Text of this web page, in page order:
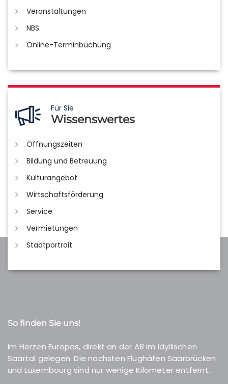
Veranstaltungen
NBS
Online-Terminbuchung
Für Sie
Wissenswertes
Öffnungszeiten
Bildung und Betreuung
Kulturangebot
Wirtschaftsförderung
Service
Vermietungen
Stadtportrait
So finden Sie uns!
Im Herzen Europas, direkt an der A8 im idyllischen
Saartal gelegen. Die nächsten Flughäfen Saarbrücken
und Luxembourg sind nur wenige Kilometer entfernt.